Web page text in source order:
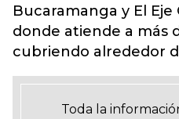
Bucaramanga y El
donde atiende a más
cubriendo alrededor
Toda la